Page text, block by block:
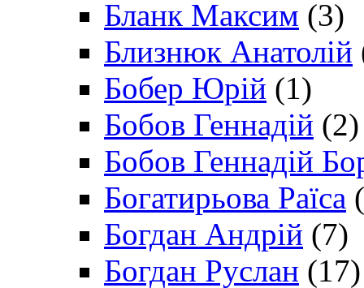
Бланк Максим (3)
Близнюк Анатолій
Бобер Юрій (1)
Бобов Геннадій (2)
Бобов Геннадій
Богатирьова Раїса
Богдан Андрій (7)
Богдан Руслан (17)